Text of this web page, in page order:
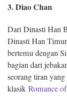
3. Diao Chan
Dari Dinasti Han
Dinasti Han
bertemu dengan
bagian dari
seorang tiran
klasik Romance